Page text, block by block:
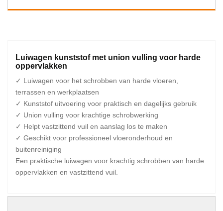
Luiwagen kunststof met union vulling voor harde
oppervlakken
✓ Luiwagen voor het schrobben van harde vloeren,
terrassen en werkplaatsen
✓ Kunststof uitvoering voor praktisch en dagelijks gebruik
✓ Union vulling voor krachtige schrobwerking
✓ Helpt vastzittend vuil en aanslag los te maken
✓ Geschikt voor professioneel vloeronderhoud en
buitenreiniging
Een praktische luiwagen voor krachtig schrobben van harde
oppervlakken en vastzittend vuil.